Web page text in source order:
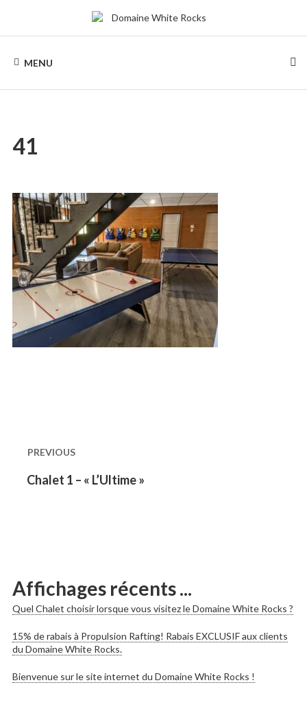
WHITE
ROCKS
de
Chalets
bois
MENU
41
dans
les
PREVIOUS
Previous
Chalet 1 – « L’Ultime »
Affichages récents ...
Quel Chalet choisir lorsque vous visitez le Domaine White Rocks ?
15% de rabais à Propulsion Rafting! Rabais EXCLUSIF aux clients
du Domaine White Rocks.
Bienvenue sur le site internet du Domaine White Rocks !